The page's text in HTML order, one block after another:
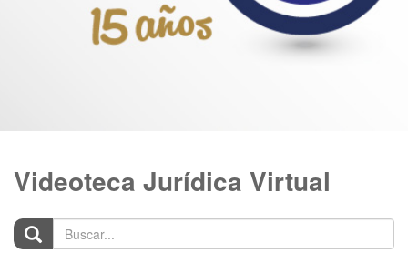
Videoteca Jurídica Virtual
Buscar...